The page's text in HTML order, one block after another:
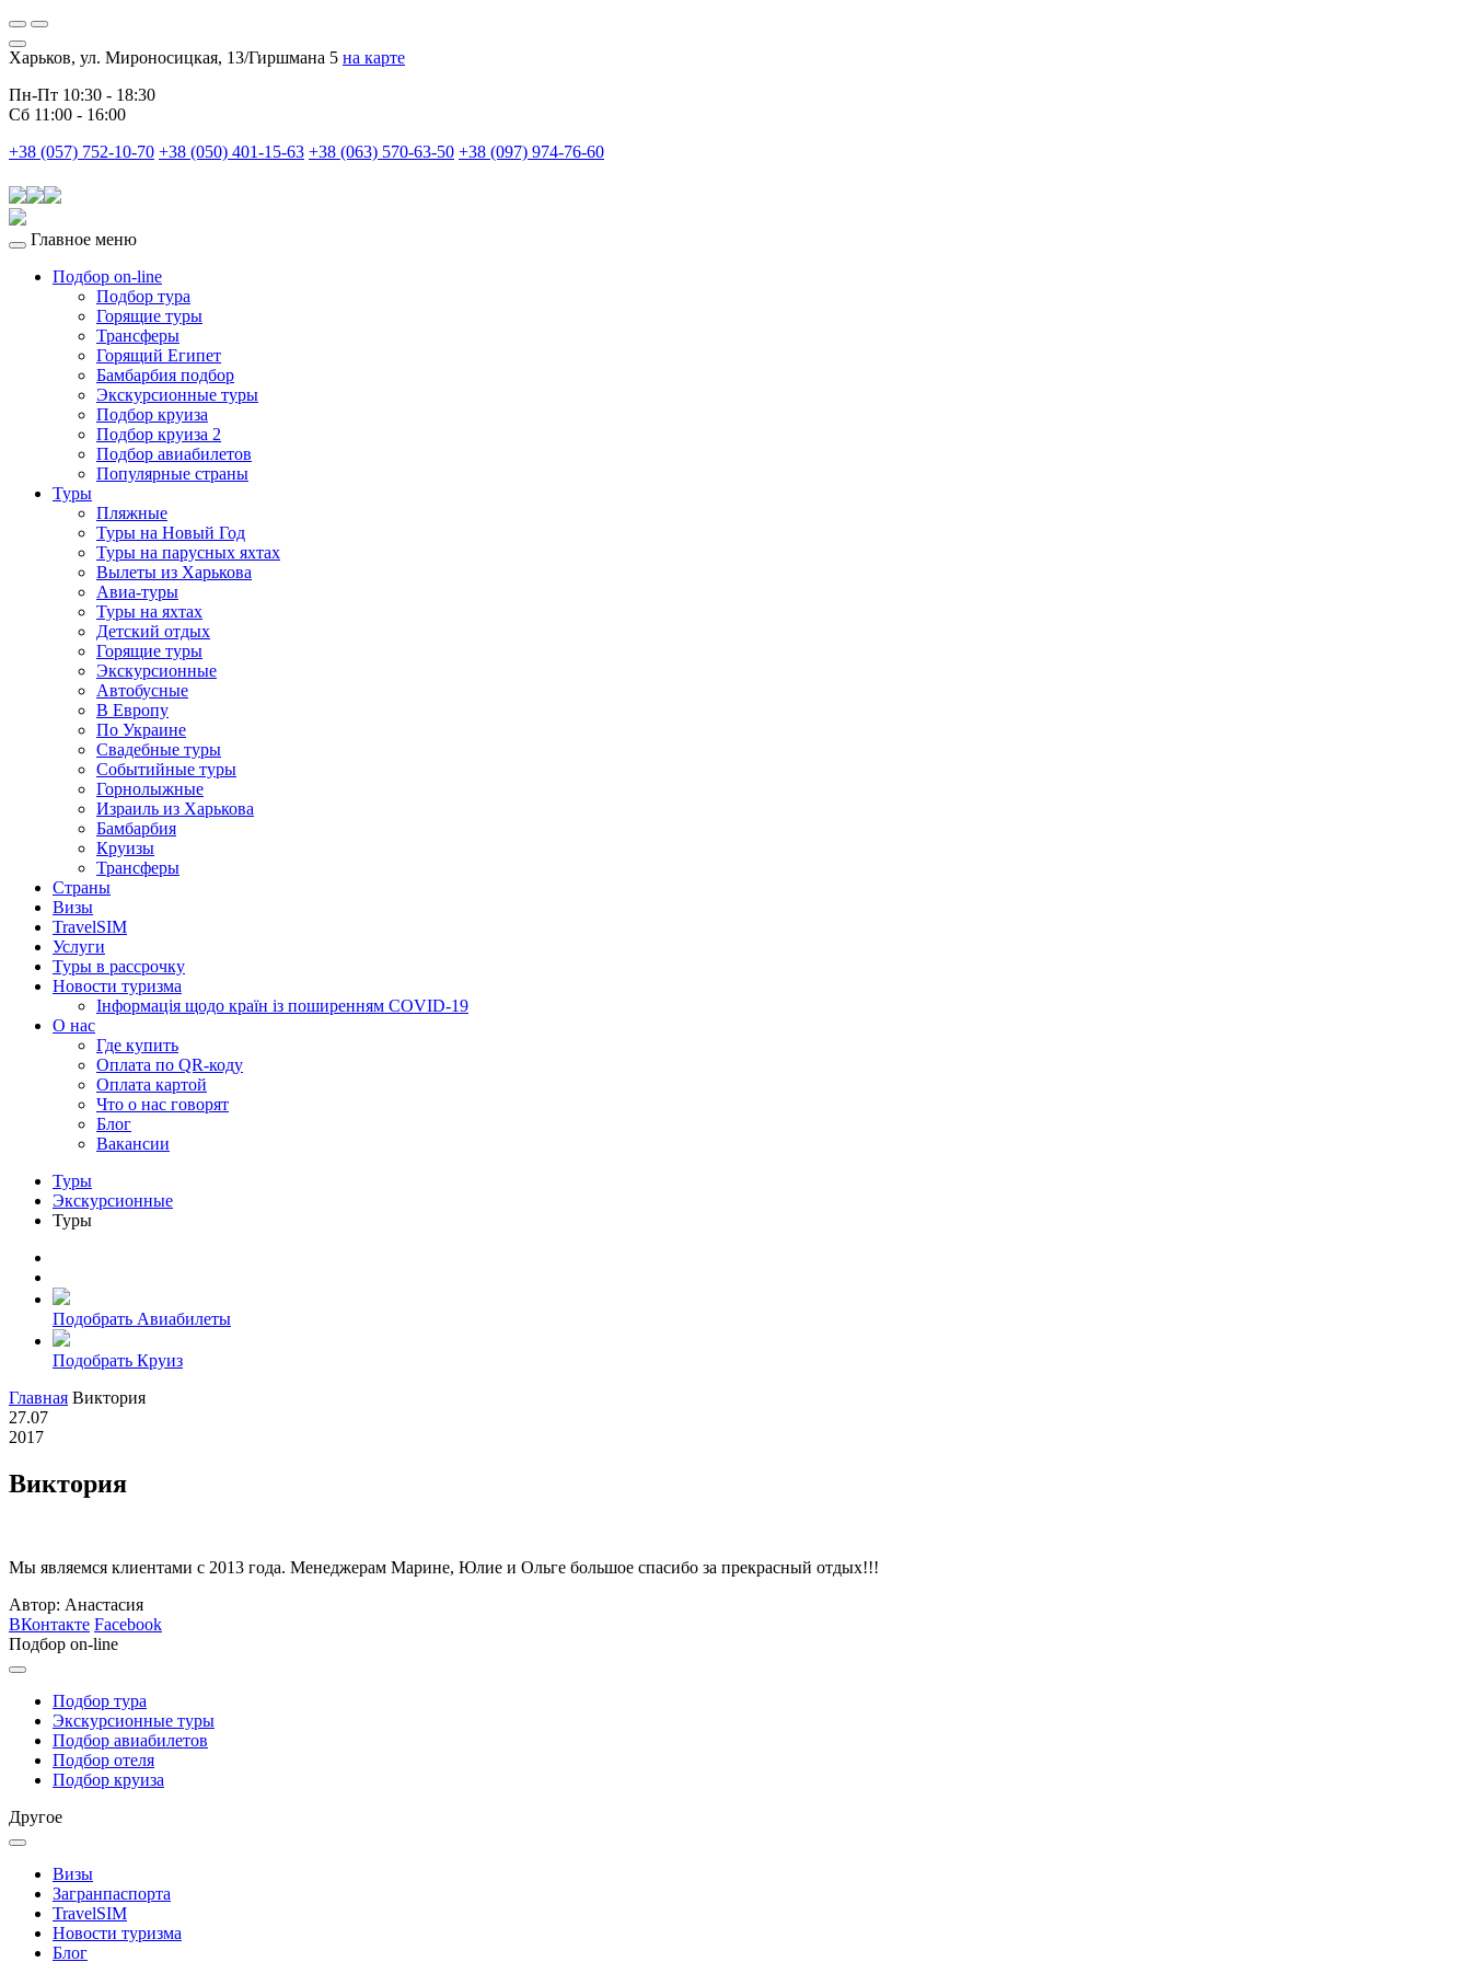
Харьков, ул. Мироносицкая, 13/Гиршмана 5 на карте
Пн-Пт 10:30 - 18:30
Сб 11:00 - 16:00
+38 (057) 752-10-70 +38 (050) 401-15-63 +38 (063) 570-63-50 +38 (097) 974-76-60
Главное меню
Подбор on-line
Подбор тура
Горящие туры
Трансферы
Горящий Египет
Бамбарбия подбор
Экскурсионные туры
Подбор круиза
Подбор круиза 2
Подбор авиабилетов
Популярные страны
Туры
Пляжные
Туры на Новый Год
Туры на парусных яхтах
Вылеты из Харькова
Авиа-туры
Туры на яхтах
Детский отдых
Горящие туры
Экскурсионные
Автобусные
В Европу
По Украине
Свадебные туры
Событийные туры
Горнолыжные
Израиль из Харькова
Бамбарбия
Круизы
Трансферы
Страны
Визы
TravelSIM
Услуги
Туры в рассрочку
Новости туризма
Інформація щодо країн із поширенням COVID-19
О нас
Где купить
Оплата по QR-коду
Оплата картой
Что о нас говорят
Блог
Вакансии
Туры
Экскурсионные
Туры
Подобрать Авиабилеты
Подобрать Круиз
Главная Виктория
27.07
2017
Виктория
Мы являемся клиентами с 2013 года. Менеджерам Марине, Юлие и Ольге большое спасибо за прекрасный отдых!!!
Автор: Анастасия
ВКонтакте Facebook
Подбор on-line
Подбор тура
Экскурсионные туры
Подбор авиабилетов
Подбор отеля
Подбор круиза
Другое
Визы
Загранпаспорта
TravelSIM
Новости туризма
Блог